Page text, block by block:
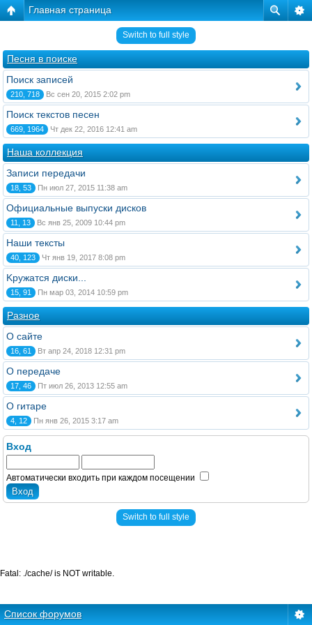
Главная страница
Switch to full style
Песня в поиске
Поиск записей
210, 718 Вс сен 20, 2015 2:02 pm
Поиск текстов песен
669, 1964 Чт дек 22, 2016 12:41 am
Наша коллекция
Записи передачи
18, 53 Пн июл 27, 2015 11:38 am
Официальные выпуски дисков
11, 13 Вс янв 25, 2009 10:44 pm
Наши тексты
40, 123 Чт янв 19, 2017 8:08 pm
Kружатся диски...
15, 91 Пн мар 03, 2014 10:59 pm
Разное
О сайте
16, 61 Вт апр 24, 2018 12:31 pm
О передаче
17, 46 Пт июл 26, 2013 12:55 am
О гитаре
4, 12 Пн янв 26, 2015 3:17 am
Вход
Автоматически входить при каждом посещении
Switch to full style
Список форумов
Fatal: ./cache/ is NOT writable.